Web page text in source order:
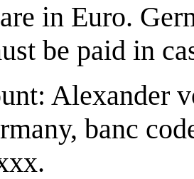
in Euro.
be paid in
Alexander
banc